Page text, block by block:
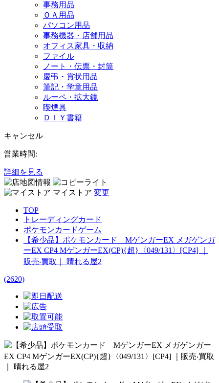
事務用品
ＯＡ用品
パソコン用品
事務機器・店舗用品
オフィス家具・収納
ファイル
ノート・伝票・封筒
慶弔・賞状用品
筆記・学童用品
ルーペ・拡大鏡
喫煙具
ＤＩＹ書籍
キャンセル
営業時間:
詳細を見る
マイストア 変更
TOP
トレーディングカード
ポケモンカードゲーム
【希少品】ポケモンカード MゲンガーEX メガゲンガ
ーEX CP4 MゲンガーEX(CP){超}〈049/131〉[CP4] ｜
販売‧買取｜ 晴れる屋2
(2620)